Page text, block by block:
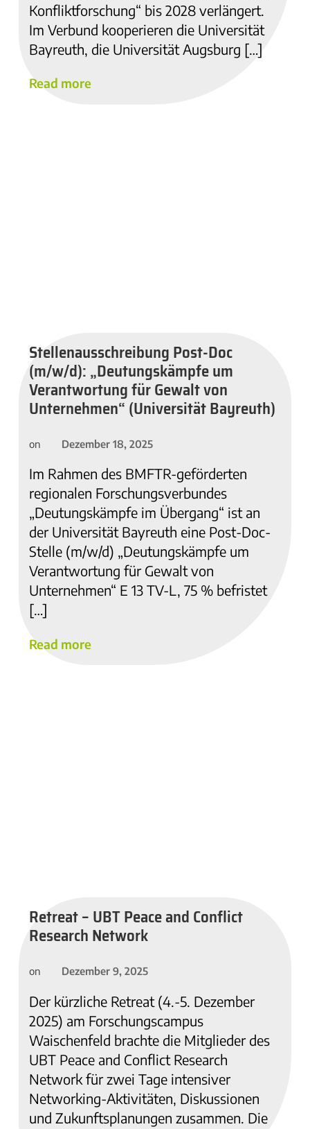
Konfliktforschung“ bis 2028 verlängert.
Im Verbund kooperieren die Universität
Bayreuth, die Universität Augsburg […]
Read more
Stellenausschreibung Post-Doc
(m/w/d): „Deutungskämpfe um
Verantwortung für Gewalt von
Unternehmen“ (Universität Bayreuth)
on Dezember 18, 2025
Im Rahmen des BMFTR-geförderten
regionalen Forschungsverbundes
„Deutungskämpfe im Übergang“ ist an
der Universität Bayreuth eine Post-Doc-
Stelle (m/w/d) „Deutungskämpfe um
Verantwortung für Gewalt von
Unternehmen“ E 13 TV-L, 75 % befristet
[…]
Read more
Retreat – UBT Peace and Conflict
Research Network
on Dezember 9, 2025
Der kürzliche Retreat (4.-5. Dezember
2025) am Forschungscampus
Waischenfeld brachte die Mitglieder des
UBT Peace and Conflict Research
Network für zwei Tage intensiver
Networking-Aktivitäten, Diskussionen
und Zukunftsplanungen zusammen. Die